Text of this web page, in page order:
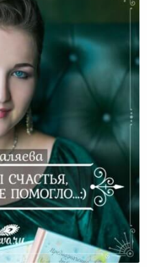
Помогло… :)